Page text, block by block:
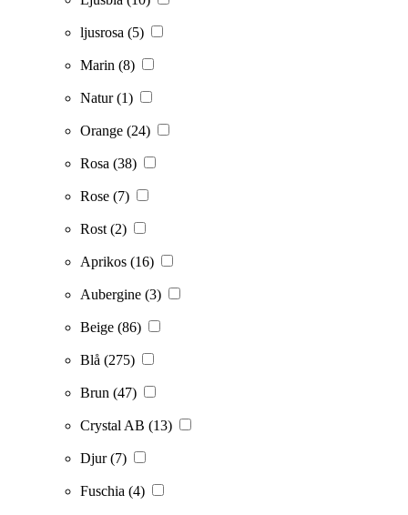
ljusrosa (5)
Marin (8)
Natur(1)
Orange (24)
Rosa (38)
Rose (7)
Rost (2)
Aprikos (16)
Aubergine (3)
Beige (86)
Blå (275)
Brun (47)
Crystal AB (13)
Djur(7)
Fuschia (4)